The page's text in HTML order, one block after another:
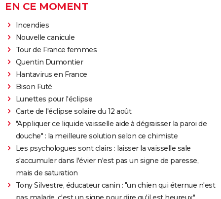
EN CE MOMENT
Incendies
Nouvelle canicule
Tour de France femmes
Quentin Dumontier
Hantavirus en France
Bison Futé
Lunettes pour l'éclipse
Carte de l'éclipse solaire du 12 août
"Appliquer ce liquide vaisselle aide à dégraisser la paroi de
douche" : la meilleure solution selon ce chimiste
Les psychologues sont clairs : laisser la vaisselle sale
s'accumuler dans l'évier n'est pas un signe de paresse,
mais de saturation
Tony Silvestre, éducateur canin : "un chien qui éternue n'est